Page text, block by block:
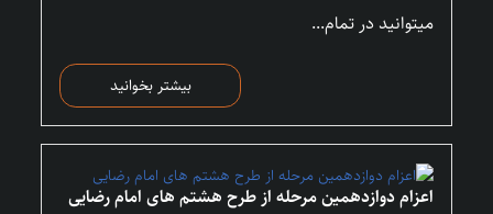
میتوانید در تمام...
بیشتر بخوانید
اعزام دوازدهمین مرحله از طرح هشتم های امام رضایی